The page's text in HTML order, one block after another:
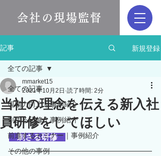
会社の現場監督
記事 新規登録
全ての記事
現場力向上｜事例紹介
刺さる研修｜事例紹介
前進するセミナー｜事例紹介
その他の事例
全ての記事
当社の理念を伝える新入社
員研修をしてほしい
mmarket15
2021年10月2日 読了時間: 2分
刺さる研修